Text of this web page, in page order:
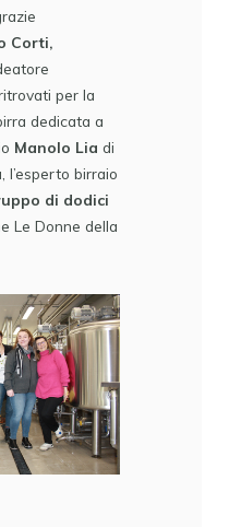
Corti,
per la
dedicata a
Manolo Lia di
l’esperto birraio
di dodici
Le Donne della